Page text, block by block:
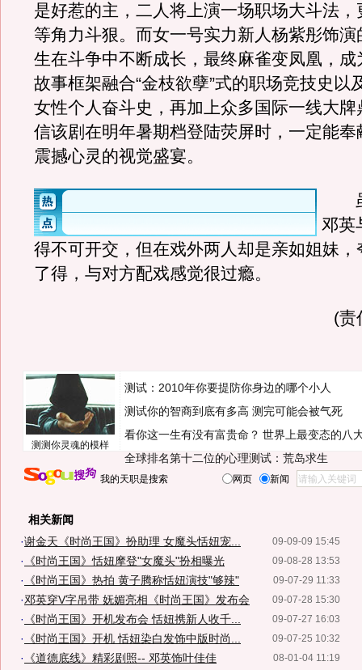
是好惹的主，二人将上演一场职场大斗法，
等角力斗狠。而女一号实力新人杨紫彤饰演
生在斗争中不断成长，最终麻雀变凤凰，成
故事框架融合“金枝欲孽”式的职场竞技史以
女性个人奋斗史，再加上众多国际一线大牌
信该剧在明年暑期档登陆荧屏时，一定能奉
震撼心灵的视觉盛宴。
虽
邓英
得不可开交，但在戏外两人却是亲如姐妹，
了得，与对方配戏感觉很过瘾。
(责
测测你灵魂的模样
测试：2010年你要提防你身边的哪个小人
测试你的智商到底有多高 测完可能会被气死
看你这一生有没有富贵命？ 世界上最变态的八
全球排名第十二位的心理测试：荒岛求生
我的天职是搜索 网页 新闻
相关新闻
09-09-09 15:45
·谢金天《时尚王国》扮助理 女魔头恬妞宠...
09-08-28 13:53
· 《时尚王国》恬妞摩登"女魔头"扮相曝光
09-07-29 11:33
· 《时尚王国》热拍 黄子腾称恬妞演技"够辣"
09-07-28 15:30
·邓英穿V字吊带 妩媚亮相《时尚王国》发布会
09-07-27 16:03
· 《时尚王国》开机发布会 恬妞携新人收千...
09-07-25 10:32
· 《时尚王国》开机 恬妞染白发饰中版时尚...
08-01-04 11:19
· 《道德底线》精彩剧照-- 邓英饰叶佳佳